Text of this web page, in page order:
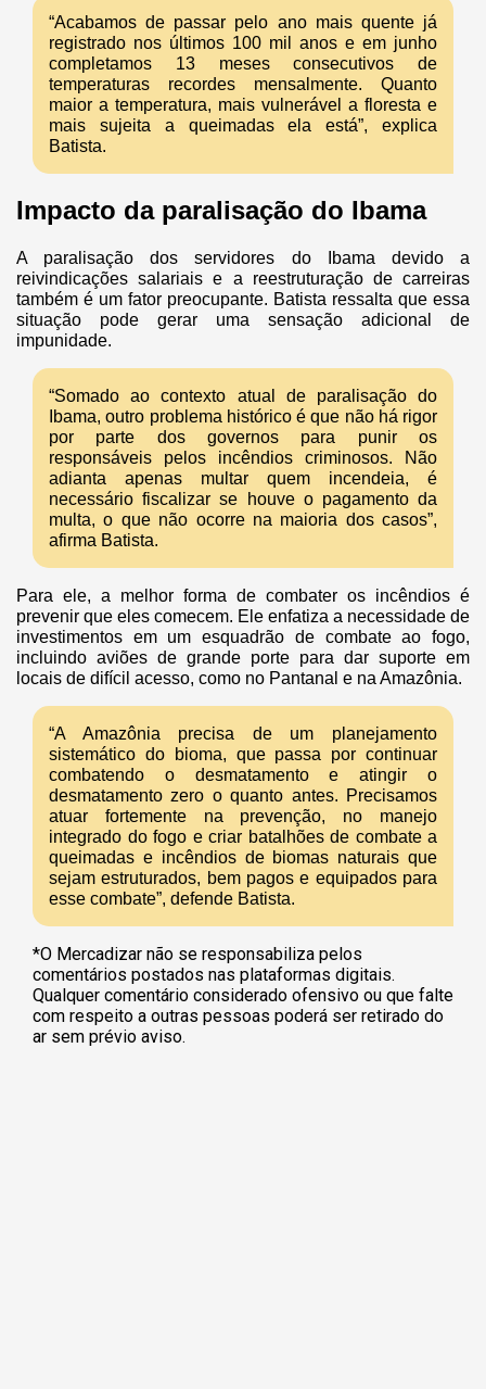
“Acabamos de passar pelo ano mais quente já
registrado nos últimos 100 mil anos e em junho
completamos 13 meses consecutivos de
temperaturas recordes mensalmente. Quanto
maior a temperatura, mais vulnerável a floresta e
mais sujeita a queimadas ela está”, explica
Batista.
Impacto da paralisação do Ibama
A paralisação dos servidores do Ibama devido a
reivindicações salariais e a reestruturação de carreiras
também é um fator preocupante. Batista ressalta que essa
situação pode gerar uma sensação adicional de
impunidade.
“Somado ao contexto atual de paralisação do
Ibama, outro problema histórico é que não há rigor
por parte dos governos para punir os
responsáveis pelos incêndios criminosos. Não
adianta apenas multar quem incendeia, é
necessário fiscalizar se houve o pagamento da
multa, o que não ocorre na maioria dos casos”,
afirma Batista.
Para ele, a melhor forma de combater os incêndios é
prevenir que eles comecem. Ele enfatiza a necessidade de
investimentos em um esquadrão de combate ao fogo,
incluindo aviões de grande porte para dar suporte em
locais de difícil acesso, como no Pantanal e na Amazônia.
“A Amazônia precisa de um planejamento
sistemático do bioma, que passa por continuar
combatendo o desmatamento e atingir o
desmatamento zero o quanto antes. Precisamos
atuar fortemente na prevenção, no manejo
integrado do fogo e criar batalhões de combate a
queimadas e incêndios de biomas naturais que
sejam estruturados, bem pagos e equipados para
esse combate”, defende Batista.
*O Mercadizar não se responsabiliza pelos
comentários postados nas plataformas digitais.
Qualquer comentário considerado ofensivo ou que falte
com respeito a outras pessoas poderá ser retirado do
ar sem prévio aviso.